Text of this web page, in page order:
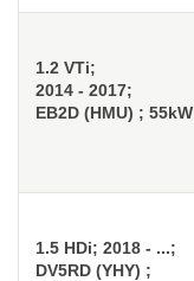
1.2 VTi;
2014 - 2017;
EB2D (HMU) ; 55kW
1.5 HDi; 2018 - ...;
DV5RD (YHY) ;